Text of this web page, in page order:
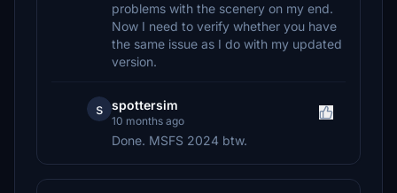
problems with the scenery on my end.
Now I need to verify whether you have
the same issue as I do with my updated
version.
s spottersim
10 months ago
Done. MSFS 2024 btw.